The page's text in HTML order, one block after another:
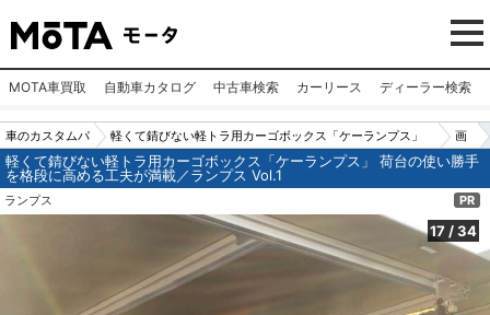
MOTA車買取 自動車カタログ 中古車検索 カーリース ディーラー検索
車のカスタムパ
ーツ（カー用
品）
軽くて錆びない軽トラ用カーゴボックス「ケーランプス」
荷台の使い勝手を格段に高める工夫が満載／ランプス Vol.1
画
像
No.
軽くて錆びない軽トラ用カーゴボックス「ケーランプス」 荷台の使い勝手
を格段に高める工夫が満載／ランプス Vol.1
ランプス PR
17 /34